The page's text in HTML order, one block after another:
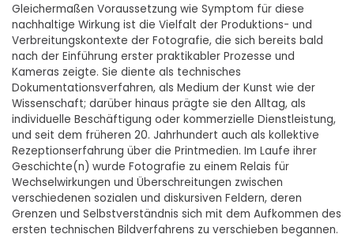
Gleichermaßen Voraussetzung wie Symptom für diese
nachhaltige Wirkung ist die Vielfalt der Produktions- und
Verbreitungskontexte der Fotografie, die sich bereits bald
nach der Einführung erster praktikabler Prozesse und
Kameras zeigte. Sie diente als technisches
Dokumentationsverfahren, als Medium der Kunst wie der
Wissenschaft; darüber hinaus prägte sie den Alltag, als
individuelle Beschäftigung oder kommerzielle Dienstleistung,
und seit dem früheren 20. Jahrhundert auch als kollektive
Rezeptionserfahrung über die Printmedien. Im Laufe ihrer
Geschichte(n) wurde Fotografie zu einem Relais für
Wechselwirkungen und Überschreitungen zwischen
verschiedenen sozialen und diskursiven Feldern, deren
Grenzen und Selbstverständnis sich mit dem Aufkommen des
ersten technischen Bildverfahrens zu verschieben begannen.